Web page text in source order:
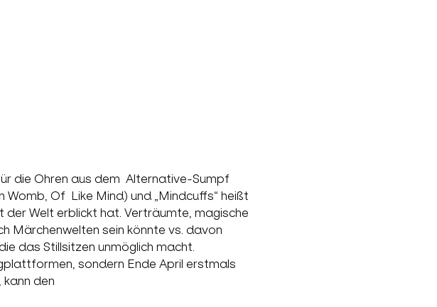
die Ohren aus dem  Alternative-Sumpf
Of  Like Mind) und „Mindcuffs“ heißt
der Welt erblickt hat. Verträumte, magische
Märchenwelten sein könnte vs. davon
das Stillsitzen unmöglich macht.
sondern Ende April erstmals
kann den